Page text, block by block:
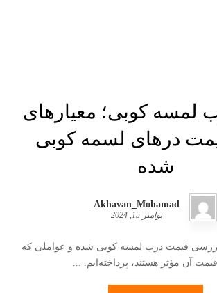
لمسه کوبی؛ معیارهای
درهای لسمه‌ کوبی
شده
Akhavan_Mohamad
نوامبر 15, 2024
قیمت درب لمسه کوبی شده و عواملی که
آن مؤثر هستند، پرداخته‌ایم. ...